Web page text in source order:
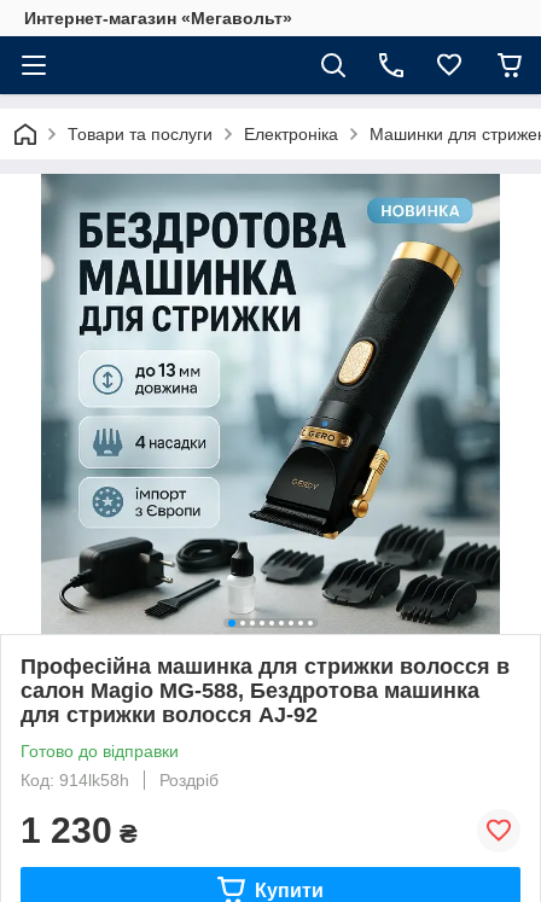
Интернет-магазин «Мегавольт»
Товари та послуги Електроніка Машинки для
Професійна машинка для стрижки волосся в
салон Magio MG-588, Бездротова машинка
для стрижки волосся AJ-92
Готово до відправки
Код: 914lk58h
Роздріб
1 230 ₴
Купити